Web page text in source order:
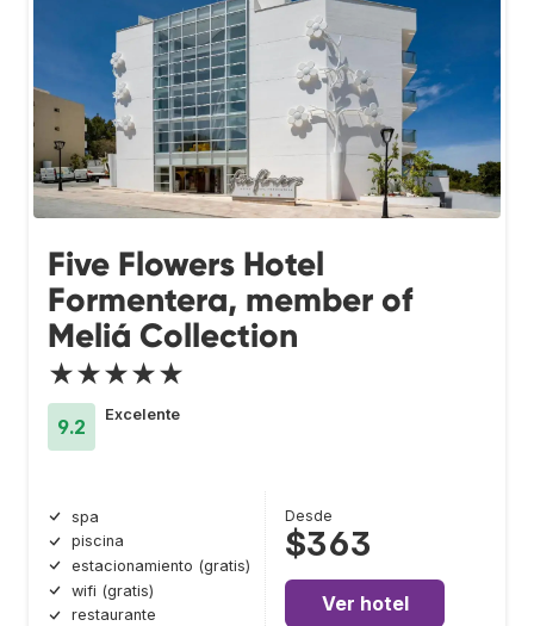
Five Flowers Hotel
Formentera, member of
Meliá Collection
★★★★★
9.2
Excelente
spa
piscina
estacionamiento (gratis)
wifi (gratis)
restaurante
Desde
$363
Ver hotel